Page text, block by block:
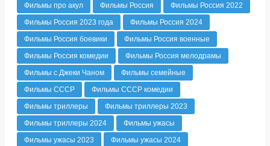
Фильмы про акул
Фильмы Россия
Фильмы Россия 2022
Фильмы Россия 2023 года
Фильмы Россия 2024
Фильмы Россия боевики
Фильмы Россия военные
Фильмы Россия комедии
Фильмы Россия мелодрамы
Фильмы с Джеки Чаном
Фильмы семейные
Фильмы СССР
Фильмы СССР комедии
Фильмы триллеры
Фильмы триллеры 2023
Фильмы триллеры 2024
Фильмы ужасы
Фильмы ужасы 2023
Фильмы ужасы 2024